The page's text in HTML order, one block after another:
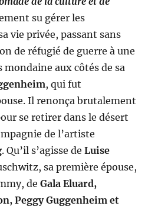
su gérer les
vie privée, passant sans
de réfugié de guerre à une
aux côtés de sa
, qui fut
Il renonça brutalement
se retirer dans le désert
de l’artiste
. Qu’il s’agisse deLuise
sa première épouse,
deGala Eluard,
Peggy Guggenheim et